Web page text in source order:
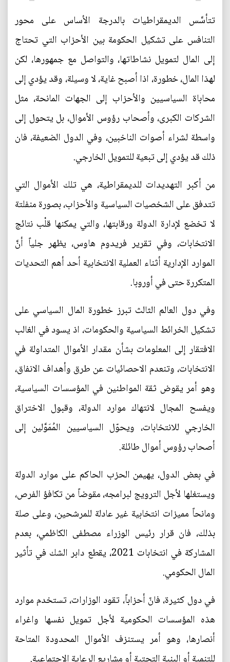
تتأسَّس الديمقراطيات بالدرجة الأساس على محور
التنافس على تشكيل الحكومة بين الأحزاب التي تحتاج
إلى المال لتمويل نشاطاتها، والتواصل مع جمهورها، لكن
لهذا المال، خطورة، اذا أصبح غاية، لا وسيلة، وقد يؤدي إلى
محاباة السياسيين والأحزاب إلى الجهات المانحة، مثل
الشركات الكبرى، وأصحاب رؤوس الأموال، بل يتحول إلى
واسطة لشراء أصوات الناخبين، وفي الدول الضعيفة، فان
ذلك قد يؤدي إلى تبعية للتمويل الخارجي.
من أكبر التهديدات للديمقراطية، هي تلك الأموال التي
تتدفق على الشخصيات السياسية والأحزاب، بصورة منفلتة
لا تخضع لإدارة الدولة ورقابتها، والتي يمكنها قلْب نتائج
الانتخابات، وفي تقرير فريدوم هاوس، يظهر جلياً أنَّ
الموارد الإدارية أثناء العملية الانتخابية أحد أهم التحديات
المتكررة حتى في أوروبا.
وفي دول العالم الثالث تبرز خطورة المال السياسي على
تشكيل الخرائط السياسية والحكومات، اذ يسود في الغالب
الافتقار إلى المعلومات بشأن مقدار الأموال المتداولة في
الانتخابات، وتنعدم الاحصائيات عن طرق وأهداف الانفاق،
وهو أمر يقوض ثقة المواطنين في المؤسسات السياسية،
ويفسح المجال لانتهاك موارد الدولة، وقبول الاختراق
الخارجي للانتخابات، ويحوّل السياسيين المُمَوَّلين إلى
أصحاب رؤوس أموال طائلة.
في بعض الدول، يهيمن الحزب الحاكم على موارد الدولة
ويستغلها لأجل الترويج لبرامجه، مقوضاً من تكافؤ الفرص،
ومانحاً مميزات انتخابية غير عادلة للمرشحين، وعلى صلة
بذلك، فان قرار رئيس الوزراء مصطفى الكاظمي، بعدم
المشاركة في انتخابات 2021، يقطع دابر الشك في تأثير
المال الحكومي.
في دول كثيرة، فانّ أحزاباً، تقود الوزارات، تستخدم موارد
هذه المؤسسات الحكومية لأجل تمويل نفسها واغراء
أنصارها، وهو أمر يستنزف الأموال المحدودة المتاحة